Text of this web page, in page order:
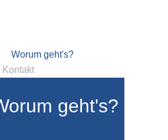
Worum geht's?
Kontakt
geht's?